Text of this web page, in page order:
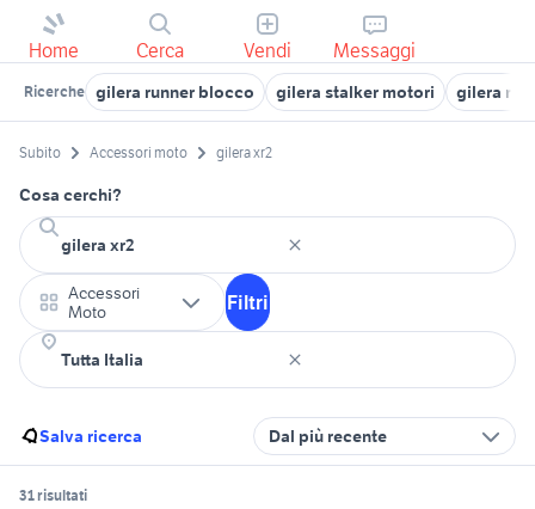
Home Cerca Vendi Messaggi
Ricerche gilera runner blocco gilera stalker motori gilera
Subito Accessori moto gilera xr2
Cosa cerchi?
Accessori
Moto
Filtri
Salva ricerca Dal più recente
31 risultati